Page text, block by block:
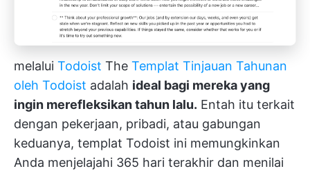
melalui Todoist The Templat Tinjauan Tahunan
oleh Todoist adalah ideal bagi mereka yang
ingin merefleksikan tahun lalu. Entah itu terkait
dengan pekerjaan, pribadi, atau gabungan
keduanya, templat Todoist ini memungkinkan
Anda menjelajahi 365 hari terakhir dan menilai